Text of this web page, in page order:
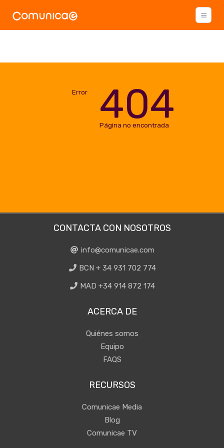
Error 404
Página no encontrada
CONTACTA CON NOSOTROS
info@comunicae.com
BCN + 34 931 702 774
MAD +34 914 872 174
ACERCA DE
Quiénes somos
Equipo
FAQS
RECURSOS
Comunicae Media
Blog
Comunicae TV